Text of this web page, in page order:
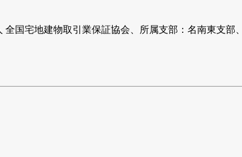
国宅地建物取引業保証協会、所属支部：名南東支部